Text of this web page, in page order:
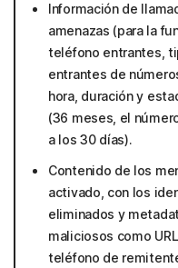
Información de
amenazas (para la
teléfono entrantes,
entrantes de
hora, duración y
(36 meses, el
a los 30 días).
Contenido de los
activado, con los
eliminados y
maliciosos como
teléfono de